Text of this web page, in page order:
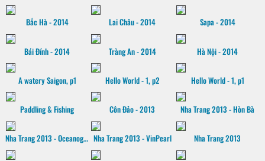
Bắc Hà - 2014 Lai Châu - 2014 Sapa - 2014
Bái Đính - 2014 Tràng An - 2014 Hà Nội - 2014
A watery Saigon, p1 Hello World - 1, p2 Hello World - 1, p1
Paddling & Fishing Côn Đảo - 2013 Nha Trang 2013 - Hòn Bà
Nha Trang 2013 - Oceanographic museum Nha Trang 2013 - VinPearl Nha Trang 2013